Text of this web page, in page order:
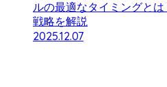
ルの最適なタイミングと
戦略を解説
2025.12.07